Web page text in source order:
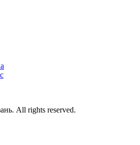
All rights reserved.